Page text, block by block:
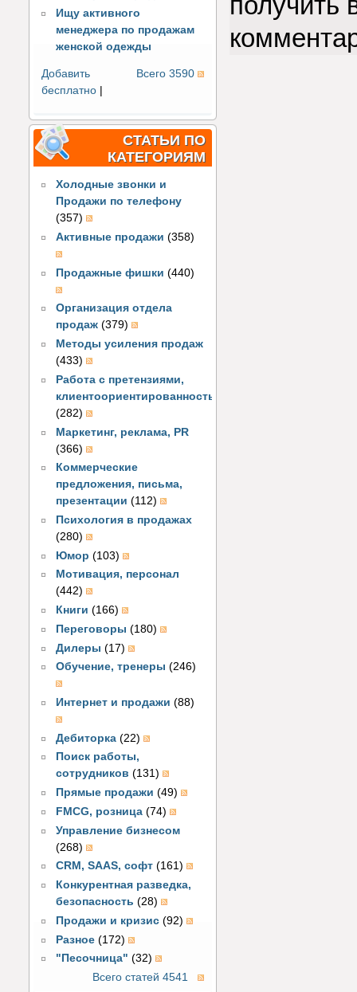
Ищу активного
менеджера по продажам
женской одежды
Всего 3590
Добавить
бесплатно |
СТАТЬИ ПО
КАТЕГОРИЯМ
Холодные звонки и
Продажи по телефону
(357)
Активные продажи (358)
Продажные фишки (440)
Организация отдела
продаж (379)
Методы усиления продаж
(433)
Работа с претензиями,
клиентоориентированность
(282)
Маркетинг, реклама, PR
(366)
Коммерческие
предложения, письма,
презентации (112)
Психология в продажах
(280)
Юмор (103)
Мотивация, персонал
(442)
Книги (166)
Переговоры (180)
Дилеры (17)
Обучение, тренеры (246)
Интернет и продажи (88)
Дебиторка (22)
Поиск работы,
сотрудников (131)
Прямые продажи (49)
FMCG, розница (74)
Управление бизнесом
(268)
CRM, SAAS, софт (161)
Конкурентная разведка,
безопасность (28)
Продажи и кризис (92)
Разное (172)
"Песочница" (32)
Всего статей 4541